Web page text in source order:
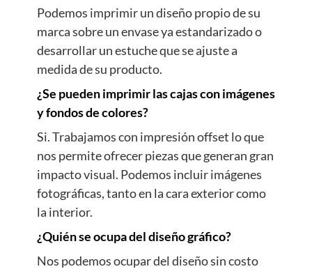
Podemos imprimir un diseño propio de su
marca sobre un envase ya estandarizado o
desarrollar un estuche que se ajuste a
medida de su producto.
¿Se pueden imprimir las cajas con imágenes
y fondos de colores?
Si. Trabajamos con impresión offset lo que
nos permite ofrecer piezas que generan gran
impacto visual. Podemos incluir imágenes
fotográficas, tanto en la cara exterior como
la interior.
¿Quién se ocupa del diseño gráfico?
Nos podemos ocupar del diseño sin costo